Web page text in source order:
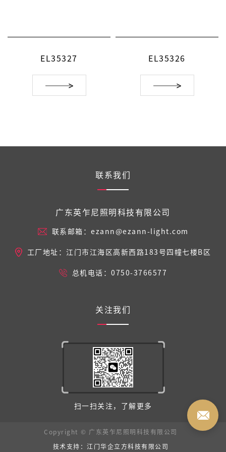
EL35326 EL35325
联系我们
广东英乍尼照明科技有限公司
联系邮箱：ezann@ezann-light.com
工厂地址：江门市江海区高新西路183号四幢七楼B区
总机电话：0750-3766577
关注我们
扫一扫关注，了解更多
Copyright © 广东英乍尼照明科技有限公司
技术支持：江门华企立方科技有限公司